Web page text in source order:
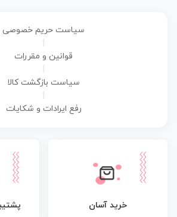
سیاست حریم خصوصی
قوانین و مقررات
سیاست بازگشت کالا
رفع ایرادات و شکایات
خرید آسان